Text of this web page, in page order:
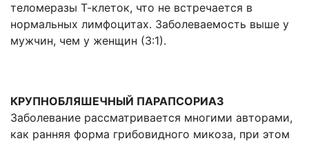
теломеразы Т-клеток, что не встречается в
нормальных лимфоцитах. Заболеваемость выше у
мужчин, чем у женщин (3:1).
КРУПНОБЛЯШЕЧНЫЙ ПАРАПСОРИАЗ
Заболевание рассматривается многими авторами,
как ранняя форма грибовидного микоза, при этом